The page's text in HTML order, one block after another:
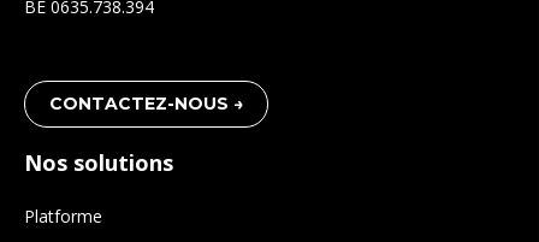
BE 0635.738.394
CONTACTEZ-NOUS →
Nos solutions
Platforme